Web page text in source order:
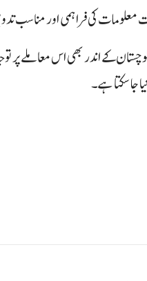
کی فراہمی اور مناسب
کے اندر بھی اس معاملے پر
جا سکتا ہے۔